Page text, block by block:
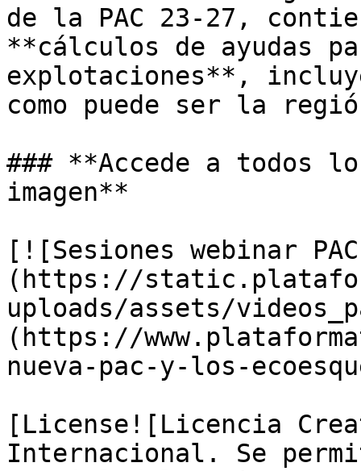
de la PAC 23-27,
**cálculos de ayudas
explotaciones**,
como puede ser la
### **Accede a todos
imagen**
[![Sesiones webinar
(https://
uploads/assets/
(https://
nueva-pac-y-los-
[License![Licencia
Internacional. Se